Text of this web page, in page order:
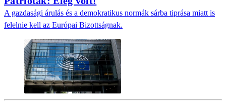
A gazdasági árulás és a demokratikus normák sárba tiprása miatt is
felelnie kell az Európai Bizottságnak.